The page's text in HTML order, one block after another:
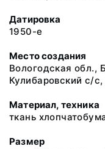
Датировка
1950-е
Место создания
Вологодская обл.,
Кулибаровский с/с,
Материал, техника
ткань
Размер